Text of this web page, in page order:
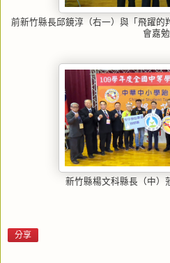
前新竹縣長邱鏡淳（右一）與「飛躍的
會嘉勉
新竹縣楊文科縣長（中）
分享